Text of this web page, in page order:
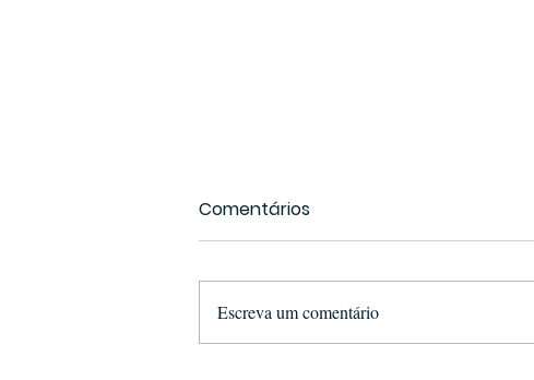
Comentários
Escreva um comentário